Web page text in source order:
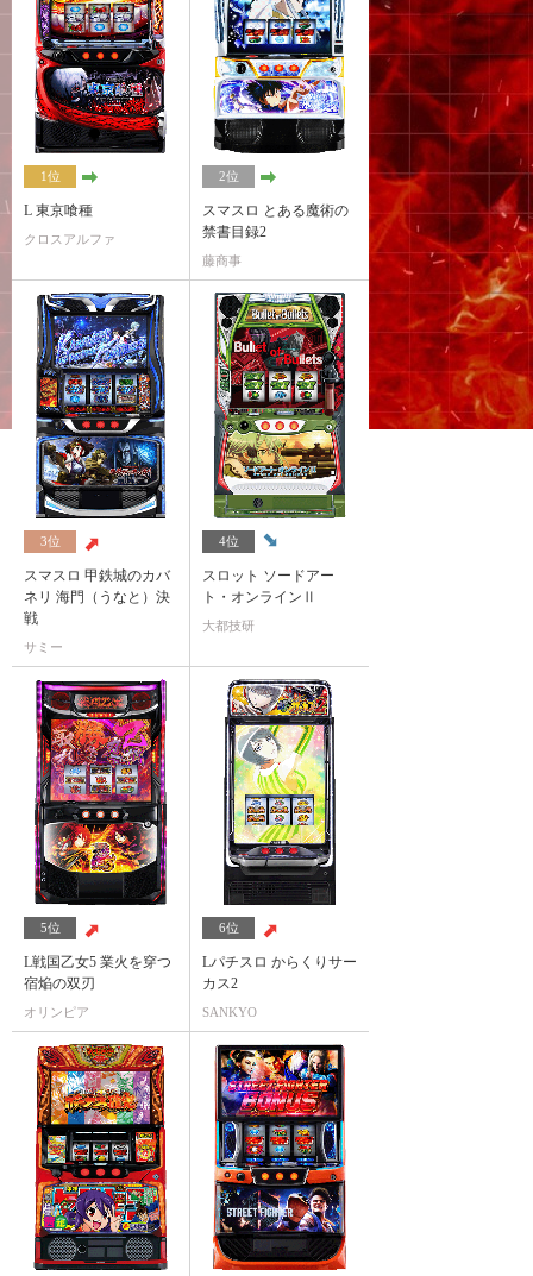
1位
L 東京喰種
クロスアルファ
2位
スマスロ とある魔術の
禁書目録2
藤商事
3位
スマスロ 甲鉄城のカバ
ネリ 海門（うなと）決
戦
サミー
4位
スロット ソードアー
ト・オンラインⅡ
大都技研
5位
L戦国乙女5 業火を穿つ
宿焔の双刃
オリンピア
6位
Lパチスロ からくりサー
カス2
SANKYO